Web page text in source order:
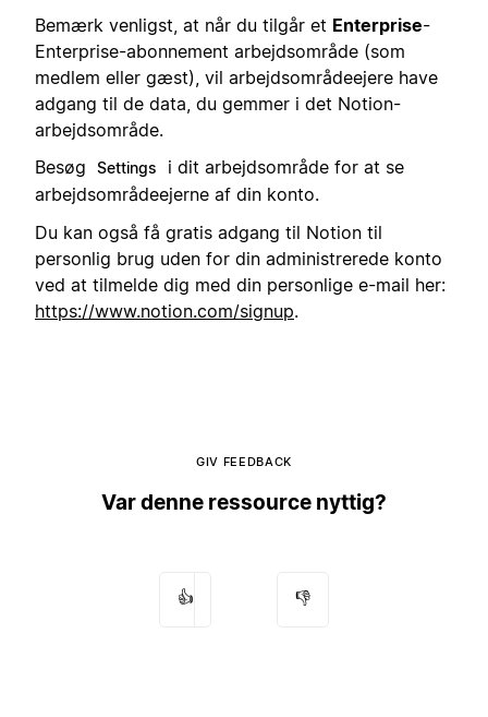
Bemærk venligst, at når du tilgår et Enterprise-
Enterprise-abonnement arbejdsområde (som
medlem eller gæst), vil arbejdsområdeejere have
adgang til de data, du gemmer i det Notion-
arbejdsområde.
Besøg
Settings
i dit arbejdsområde for at se
arbejdsområdeejerne af din konto.
Du kan også få gratis adgang til Notion til
personlig brug uden for din administrerede konto
ved at tilmelde dig med din personlige e-mail her:
https://www.notion.com/signup.
GIV FEEDBACK
Var denne ressource nyttig?
👍 👎